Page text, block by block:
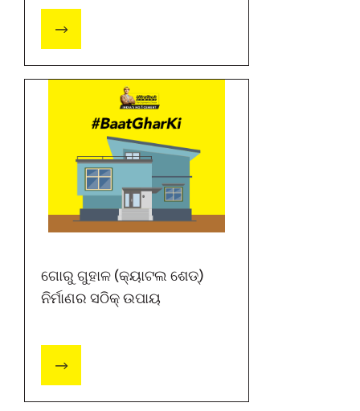
ଗୋରୁ ଗୁହାଳ (କ୍ୟାଟଲ ଶେଡ୍)
ନିର୍ମାଣର ସଠିକ୍ ଉପାୟ